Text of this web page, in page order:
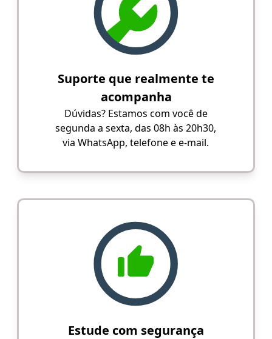
Suporte que realmente te
acompanha
Dúvidas? Estamos com você de
segunda a sexta, das 08h às 20h30,
via WhatsApp, telefone e e-mail.
Estude com segurança